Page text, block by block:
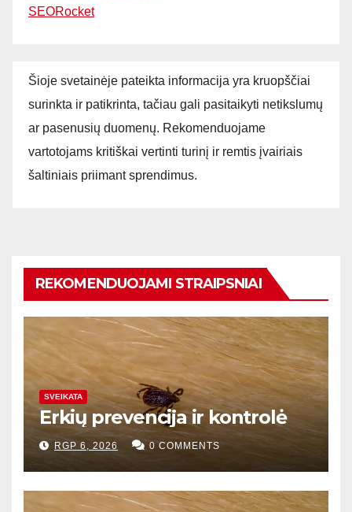
SEORocket
Šioje svetainėje pateikta informacija yra kruopščiai
surinkta ir patikrinta, tačiau gali pasitaikyti netikslumų
ar pasenusių duomenų. Rekomenduojame
vartotojams kritiškai vertinti turinį ir remtis įvairiais
šaltiniais priimant sprendimus.
REKOMENDUOJAMI STRAIPSNIAI
SVEIKATA
Erkių prevencija ir kontrolė
RGP 6, 2026 0 COMMENTS